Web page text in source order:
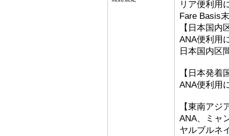
リア便利用
Fare Basis
【日本国内
ANA便利用
日本国内区
【日本発着
ANA便利用
【東南アジ
ANA、ミャ
ヤルブルネ